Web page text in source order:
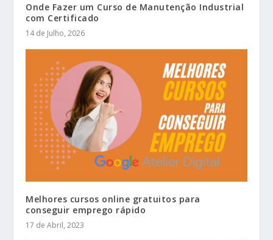
Onde Fazer um Curso de Manutenção Industrial
com Certificado
14 de Julho, 2026
Melhores cursos online gratuitos para
conseguir emprego rápido
17 de Abril, 2023